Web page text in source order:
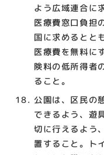
よう広域連合に
医療費窓口負担
国に求めるとと
医療費を無料に
険料の低所得者
ること。
公園は、区民の
できるよう、遊
切に行えるよう
置すること。ト